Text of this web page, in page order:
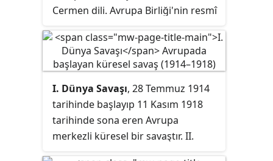
Cermen dili. Avrupa Birliği'nin resmî
konuşulanıdır. Özellikle Almanya,
Avusturya, Lihtenştayn,
Lüksemburg, İsviçre'nin büyük
bölümü, İtalya'nın Güney Tirol
bölümü, Belçika'nın doğu
kantonları, Polonya ve Romanya'nın
kimi bölgeleri ve Fransa'nın Alsas-
Loren bölgesinde konuşulmaktadır.
I. Dünya Savaşı, 28 Temmuz 1914
tarihinde başlayıp 11 Kasım 1918
tarihinde sona eren Avrupa
merkezli küresel bir savaştır. II.